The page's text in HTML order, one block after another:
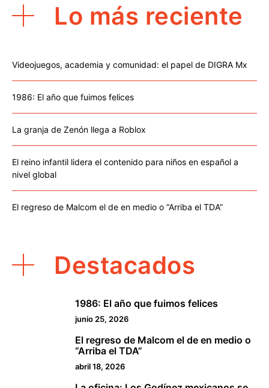
Lo más reciente
Videojuegos, academia y comunidad: el papel de DIGRA Mx
1986: El año que fuimos felices
La granja de Zenón llega a Roblox
El reino infantil lidera el contenido para niños en español a
nivel global
El regreso de Malcom el de en medio o “Arriba el TDA”
Destacados
1986: El año que fuimos felices
junio 25, 2026
El regreso de Malcom el de en medio o
“Arriba el TDA”
abril 18, 2026